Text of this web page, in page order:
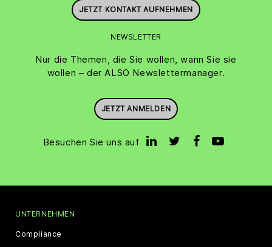
JETZT KONTAKT AUFNEHMEN
NEWSLETTER
Nur die Themen, die Sie wollen, wann Sie sie
wollen – der ALSO Newslettermanager.
JETZT ANMELDEN
Besuchen Sie uns auf
UNTERNEHMEN
Compliance